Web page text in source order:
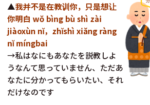
▲我并不是在教训你，只是想让
你明白 wŏ bìng bù shì zài
jiàoxùn nĭ，zhĭshì xiăng ràng
nĭ míngbai
→私はなにもあなたを説教しよ
うなんて思っていません、ただあ
なたに分かってもらいたい、それ
だけなのです